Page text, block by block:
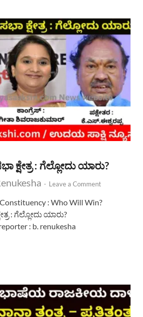
ಕ್ಷೇತ್ರ : ಗೆಲ್ಲೋದು ಯಾರು?
- Leave a Comment
: Who Will Win?
: ಗೆಲ್ಲೋದು ಯಾರು?
: b. renukesha